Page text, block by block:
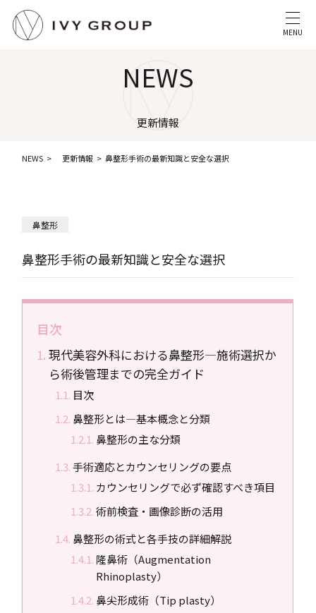
MENU
NEWS
更新情報
NEWS 更新情報 鼻整形手術の最新知識と安全な選択
鼻整形
鼻整形手術の最新知識と安全な選択
目次
現代美容外科における鼻整形―施術選択か
ら術後管理までの完全ガイド
目次
鼻整形とは―基本概念と分類
鼻整形の主な分類
手術適応とカウンセリングの要点
カウンセリングで必ず確認すべき項目
術前検査・画像診断の活用
鼻整形の術式と各手技の詳細解説
隆鼻術（Augmentation
Rhinoplasty）
鼻尖形成術（Tip plasty）